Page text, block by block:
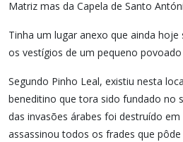
Matriz mas da Capela de Santo
Tinha um lugar anexo que ainda
os vestígios de um pequeno
Segundo Pinho Leal, existiu nesta
beneditino que tora sido fundado no
das invasões árabes foi destruído
assassinou todos os frades que pôde